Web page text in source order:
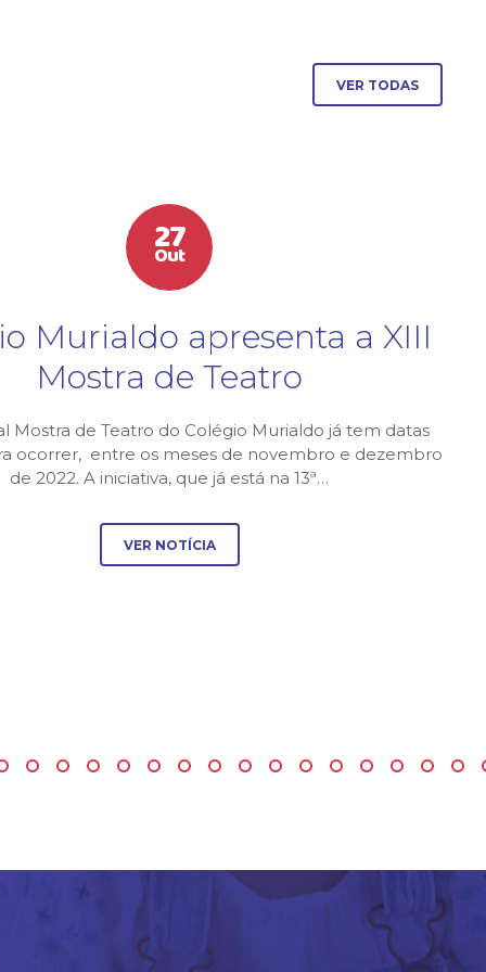
VER TODAS
27
Out
Murialdo apresenta a XIII
Mostra de Teatro
Mostra de Teatro do Colégio Murialdo já tem datas
ocorrer, entre os meses de novembro e dezembro
de 2022. A iniciativa, que já está na 13ª…
VER NOTÍCIA